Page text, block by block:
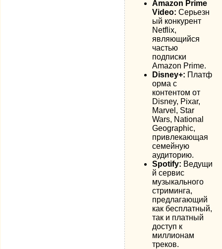
Amazon Prime
Video: Серьезн
ый конкурент
Netflix,
являющийся
частью
подписки
Amazon Prime.
Disney+: Платф
орма с
контентом от
Disney, Pixar,
Marvel, Star
Wars, National
Geographic,
привлекающая
семейную
аудиторию.
Spotify: Ведущи
й сервис
музыкального
стриминга,
предлагающий
как бесплатный,
так и платный
доступ к
миллионам
треков.